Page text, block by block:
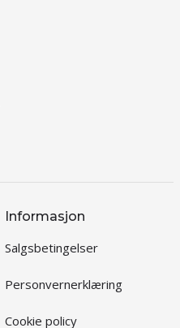
Informasjon
Salgsbetingelser
Personvernerklæring
Cookie policy